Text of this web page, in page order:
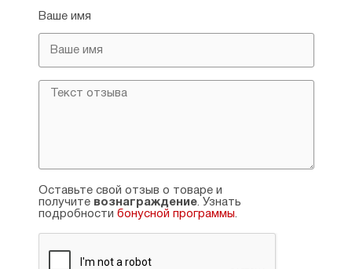
«глобальных мыслителей» современного
мира в категории «агитаторы».
Ваше имя
Оставьте свой отзыв о товаре и
получите вознаграждение. Узнать
подробности бонусной программы.